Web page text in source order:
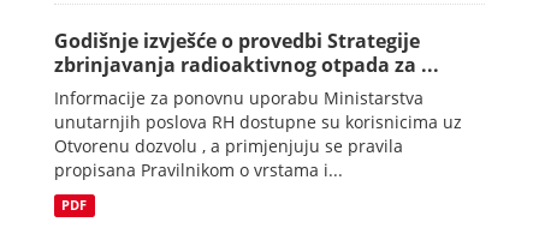
Godišnje izvješće o provedbi Strategije
zbrinjavanja radioaktivnog otpada za ...
Informacije za ponovnu uporabu Ministarstva
unutarnjih poslova RH dostupne su korisnicima uz
Otvorenu dozvolu , a primjenjuju se pravila
propisana Pravilnikom o vrstama i...
PDF